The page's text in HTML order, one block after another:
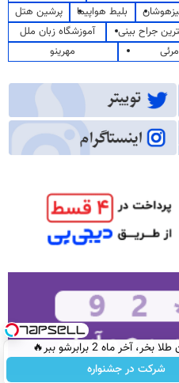
بلیط هواپیما
پرشین هتل
جراح بینی
آموزشگاه زبان ملل
مهرینو
شرکت در جشنواره